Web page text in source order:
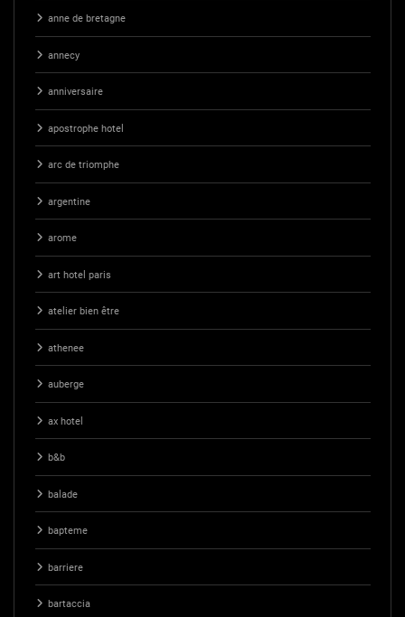
anne de bretagne
annecy
anniversaire
apostrophe hotel
arc de triomphe
argentine
arome
art hotel paris
atelier bien être
athenee
auberge
ax hotel
b&b
balade
bapteme
barriere
bartaccia